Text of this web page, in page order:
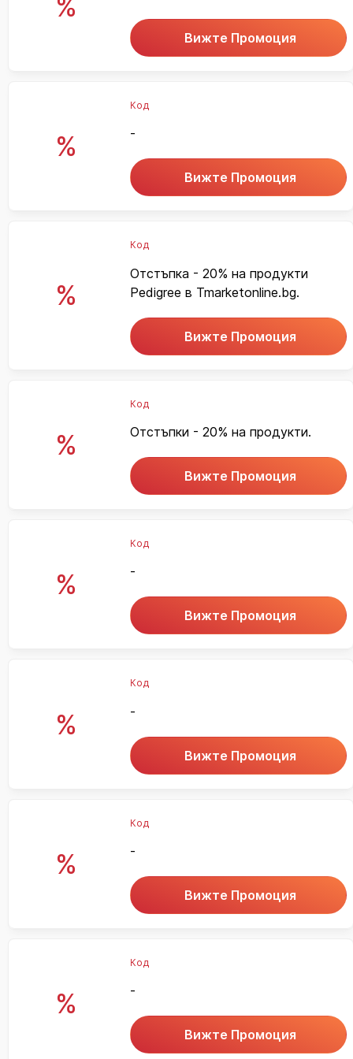
Вижте Промоция
%
Код
-
Вижте Промоция
%
Код
Отстъпка - 20% на продукти
Pedigree в Tmarketonline.bg.
Вижте Промоция
%
Код
Отстъпки - 20% на продукти.
Вижте Промоция
%
Код
-
Вижте Промоция
%
Код
-
Вижте Промоция
%
Код
-
Вижте Промоция
%
Код
-
Вижте Промоция